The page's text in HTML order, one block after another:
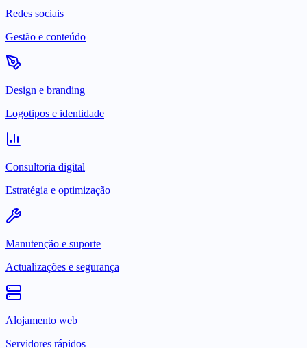
Redes sociais
Gestão e conteúdo
Design e branding
Logotipos e identidade
Consultoria digital
Estratégia e optimização
Manutenção e suporte
Actualizações e segurança
Alojamento web
Servidores rápidos